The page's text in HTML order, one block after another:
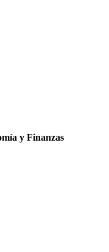
y Finanzas